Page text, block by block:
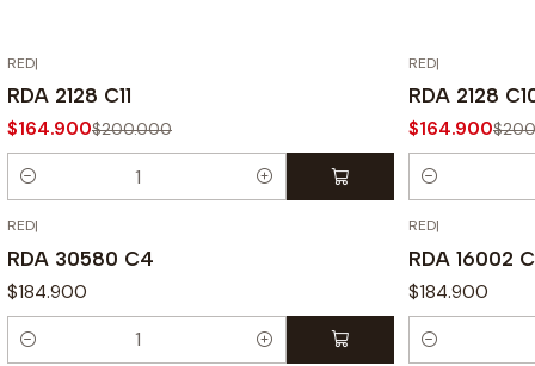
RED|
RDA 2128 C11
$164.900$200.000
Cantidad
RED|
RDA 2128
$164.900
Cantidad
RED|
RDA 30580 C4
$184.900
Cantidad
RED|
RDA 16002
$184.900
Cantidad